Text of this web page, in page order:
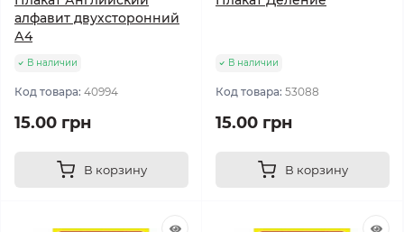
алфавит двухсторонний
А4
В наличии
Код товара: 40994
15.00 грн
В корзину
В наличии
Код товара: 53088
15.00 грн
В корзину